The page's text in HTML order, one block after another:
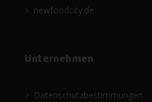
newfoodcity.de
Unternehmen
Datenschutzbestimmungen